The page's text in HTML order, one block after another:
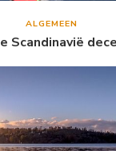
ALGEMEEN
Scandinavië